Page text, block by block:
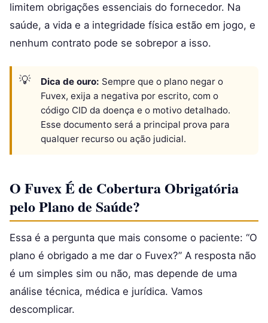
limitem obrigações essenciais do fornecedor. Na
saúde, a vida e a integridade física estão em jogo, e
nenhum contrato pode se sobrepor a isso.
Dica de ouro: Sempre que o plano negar o
Fuvex, exija a negativa por escrito, com o
código CID da doença e o motivo detalhado.
Esse documento será a principal prova para
qualquer recurso ou ação judicial.
O Fuvex É de Cobertura Obrigatória
pelo Plano de Saúde?
Essa é a pergunta que mais consome o paciente: “O
plano é obrigado a me dar o Fuvex?” A resposta não
é um simples sim ou não, mas depende de uma
análise técnica, médica e jurídica. Vamos
descomplicar.